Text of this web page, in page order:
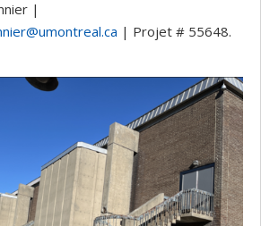
|
| Projet # 55648.